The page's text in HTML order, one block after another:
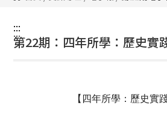
:::
:::
第22期：四年所學：歷史實
【四年所學：歷史實